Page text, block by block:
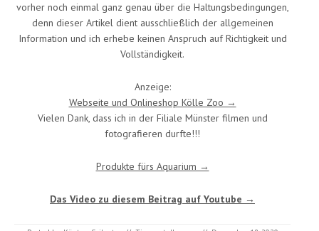
vorher noch einmal ganz genau über die Haltungsbedingungen,
denn dieser Artikel dient ausschließlich der allgemeinen
Information und ich erhebe keinen Anspruch auf Richtigkeit und
Vollständigkeit.
Anzeige:
Webseite und Onlineshop Kölle Zoo →
Vielen Dank, dass ich in der Filiale Münster filmen und
fotografieren durfte!!!
Produkte fürs Aquarium →
Das Video zu diesem Beitrag auf Youtube →